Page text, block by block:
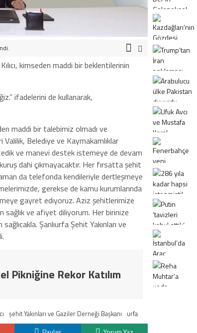
kimseden maddi bir beklentilerinin
ifadelerini de kullanarak,
maddi bir talebimiz olmadı ve
Belediye ve Kaymakamlıklar
ve manevi destek istemeye de devam
dahi çıkmayacaktır. Her fırsatta şehit
da telefonda kendileriyle dertleşmeye
gerekse de kamu kurumlarında
gayret ediyoruz. Aziz şehitlerimize
sağlık ve afiyet diliyorum. Her birinize
Şanlıurfa Şehit Yakınları ve
Pikniğine Rekor Katılım
şehit Yakınları ve Gaziler Derneği Başkanı urfa